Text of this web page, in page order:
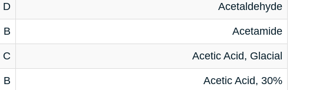
Acetaldehyde
D
Acetamide
B
Acetic Acid, Glacial
C
Acetic Acid, 30%
B